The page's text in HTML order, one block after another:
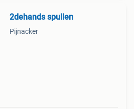
2dehands spullen
Pijnacker